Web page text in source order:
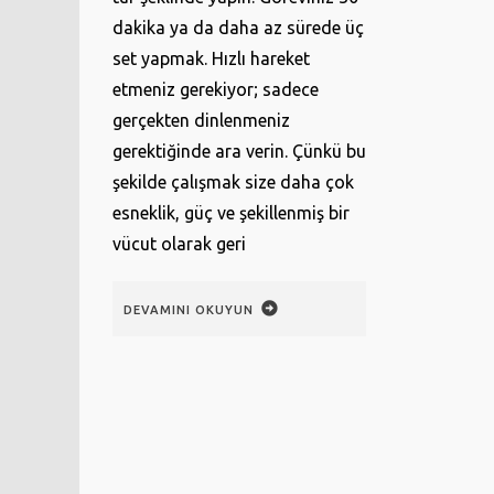
dakika ya da daha az sürede üç
set yapmak. Hızlı hareket
etmeniz gerekiyor; sadece
gerçekten dinlenmeniz
gerektiğinde ara verin. Çünkü bu
şekilde çalışmak size daha çok
esneklik, güç ve şekillenmiş bir
vücut olarak geri
DEVAMINI OKUYUN